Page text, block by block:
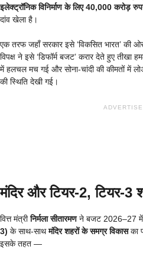
इलेक्ट्रॉनिक विनिर्माण के लिए 40,000 करोड़
दांव खेला है।
एक तरफ जहाँ सरकार इसे ‘विकसित भारत’ की
विपक्ष ने इसे ‘डिफॉर्म बजट’ करार देते हुए तीखा
में हलचल मच गई और सोना-चांदी की कीमतों में
की स्थिति देखी गई।
मंदिर और टियर-2, टियर-3
वित्त मंत्रीनिर्मला सीतारमणने बजट 2026–27
3) के साथ-साथमंदिर शहरों के समग्र विकासका
इसके तहत —